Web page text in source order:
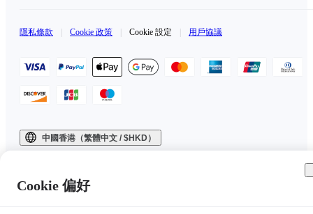
隱私條款 Cookie 政策 Cookie 設定 用戶協議
中國香港（繁體中文 / $HKD）
Cookie 偏好